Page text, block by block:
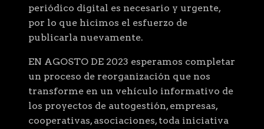
periódico digital es necesario y urgente,
por lo que hicimos el esfuerzo de
publicarla nuevamente.
EN AGOSTO DE 2023 esperamos completar
un proceso de reorganización que nos
transforme en un vehículo informativo de
los proyectos de autogestión, empresas,
cooperativas, asociaciones, toda iniciativa